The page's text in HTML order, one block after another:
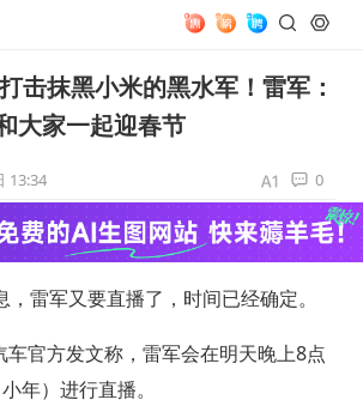
击抹黑小米的黑水军！雷军：
大家一起迎春节
13:34 0
雷军又要直播了，时间已经确定。
车官方发文称，雷军会在明天晚上8点
年）进行直播。